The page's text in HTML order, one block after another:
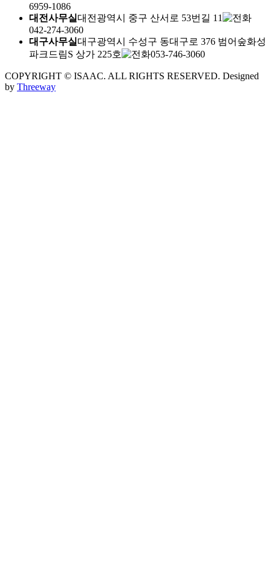
6959-1086
대전사무실대전광역시 중구 산서로 53번길 11
042-274-3060
대구사무실대구광역시 수성구 동대구로 376 범어숲화성
파크드림S 상가 225호
053-746-3060
COPYRIGHT © ISAAC. ALL RIGHTS RESERVED. Designed
by Threeway